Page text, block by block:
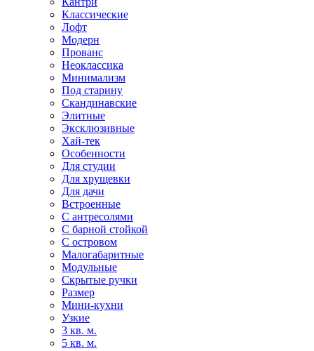
Классические
Лофт
Модерн
Прованс
Неоклассика
Минимализм
Под старину
Скандинавские
Элитные
Эксклюзивные
Хай-тек
Особенности
Для студии
Для хрущевки
Для дачи
Встроенные
С антресолями
С барной стойкой
С островом
Малогабаритные
Модульные
Скрытые ручки
Размер
Мини-кухни
Узкие
3 кв. м.
5 кв. м.